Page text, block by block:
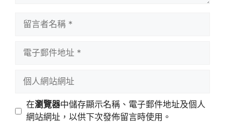
址
站
在瀏覽器中儲存顯示名稱、電子郵件地址及個人
網站網址，以供下次發佈留言時使用。